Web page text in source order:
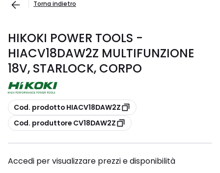
Torna indietro
HIKOKI POWER TOOLS -
HIACV18DAW2Z MULTIFUNZIONE
18V, STARLOCK, CORPO
copia
Cod. prodotto HIACV18DAW2Z
copia
Cod. produttore CV18DAW2Z
Accedi per visualizzare prezzi e disponibilità